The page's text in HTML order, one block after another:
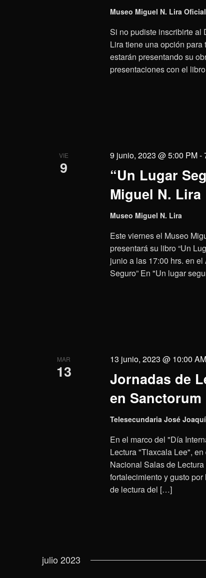
Museo Miguel N. Lira Oficial
Si no pudiste inscribirte al
Lira tiene una opción
estarán presentando su
presentaciones con el
VIE
9
“Un Lugar
Miguel N. Lira
9 junio, 2023 @ 5:00 PM-
Museo Miguel N. Lira
Este viernes el Museo
presentará su libro “Un
junio a las 17:00 hrs. en
Seguro” En "Un lugar
MAR
13
Jornadas de
en Sanctorum
13 junio, 2023 @ 10:00 AM
Telesecundaria José
En el marco del "Día
Lectura "Tlaxcala Lee",
Nacional Salas de
fortalecimiento y gusto
de lectura del […]
julio 2023